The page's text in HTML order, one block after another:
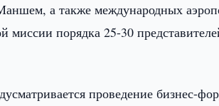
а также международных
порядка 25-30
проведение бизнес-